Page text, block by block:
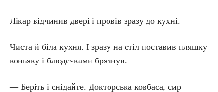
Лікар відчинив двері і провів зразу до кухні.
Чиста й біла кухня. І зразу на стіл поставив пляшку
коньяку і блюдечками брязнув.
— Беріть і снідайте. Докторська ковбаса, сир